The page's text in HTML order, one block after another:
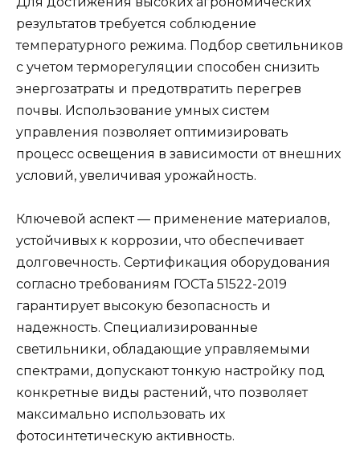
результатов требуется соблюдение
температурного режима. Подбор светильников
с учетом терморегуляции способен снизить
энергозатраты и предотвратить перегрев
почвы. Использование умных систем
управления позволяет оптимизировать
процесс освещения в зависимости от внешних
условий, увеличивая урожайность.
Ключевой аспект — применение материалов,
устойчивых к коррозии, что обеспечивает
долговечность. Сертификация оборудования
согласно требованиям ГОСТа 51522-2019
гарантирует высокую безопасность и
надежность. Специализированные
светильники, обладающие управляемыми
спектрами, допускают тонкую настройку под
конкретные виды растений, что позволяет
максимально использовать их
фотосинтетическую активность.